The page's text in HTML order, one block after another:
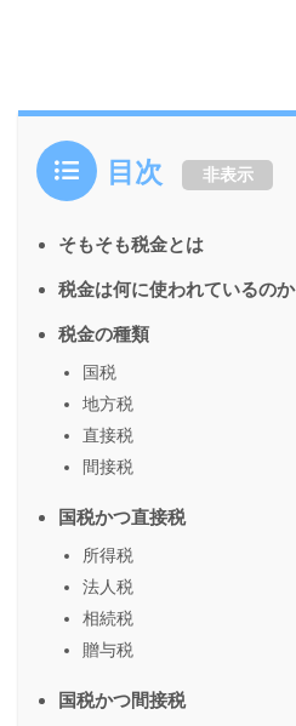
目次 非表示
そもそも税金とは
税金は何に使われているのか
税金の種類
国税
地方税
直接税
間接税
国税かつ直接税
所得税
法人税
相続税
贈与税
国税かつ間接税